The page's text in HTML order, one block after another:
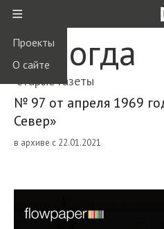
≡
Проекты
О сайте
Вологда
старые газеты
№ 97 от апреля 1969
Север»
в архиве с 22.01.2021